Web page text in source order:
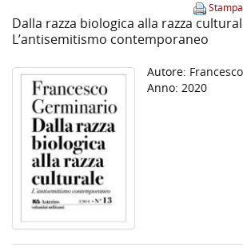
Stampa
Dalla razza biologica alla razza
L’antisemitismo contemporaneo
Autore:
Anno: 2020